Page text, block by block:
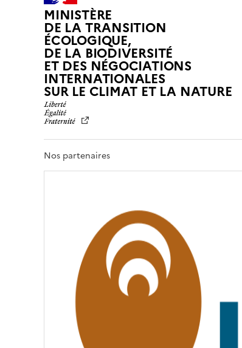
MINISTÈRE
DE LA TRANSITION
ÉCOLOGIQUE,
DE LA BIODIVERSITÉ
ET DES NÉGOCIATIONS
INTERNATIONALES
SUR LE CLIMAT ET LA NATUREL
R
É
R
Nos partenaires